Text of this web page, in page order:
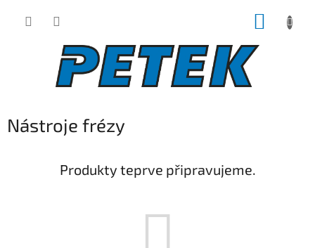
Nástroje frézy
Produkty teprve připravujeme.